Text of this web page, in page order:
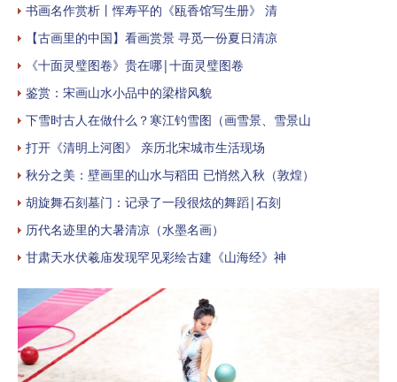
书画名作赏析丨恽寿平的《瓯香馆写生册》 清
【古画里的中国】看画赏景 寻觅一份夏日清凉
《十面灵璧图卷》贵在哪|十面灵璧图卷
鉴赏：宋画山水小品中的梁楷风貌
下雪时古人在做什么？寒江钓雪图（画雪景、雪景山
打开《清明上河图》 亲历北宋城市生活现场
秋分之美：壁画里的山水与稻田 已悄然入秋（敦煌）
胡旋舞石刻墓门：记录了一段很炫的舞蹈|石刻
历代名迹里的大暑清凉（水墨名画）
甘肃天水伏羲庙发现罕见彩绘古建《山海经》神